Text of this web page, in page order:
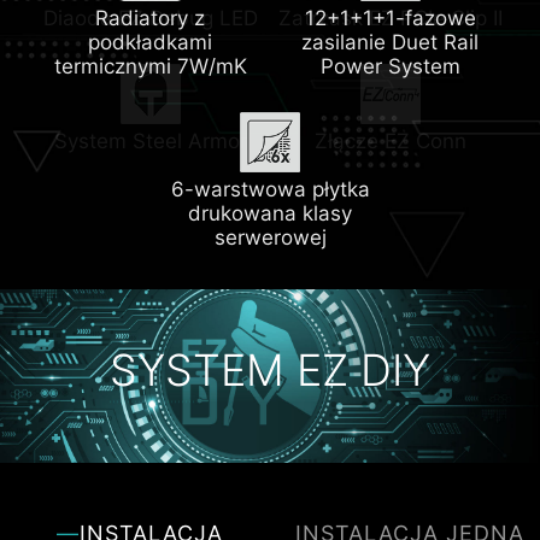
Radiatory z
podkładkami
termicznymi 7W/mK
12+1+1+1-fazowe
zasilanie Duet Rail
Power System
6-warstwowa płytka
drukowana klasy
serwerowej
Trzy złącza M.2
Diaoda EZ Debug LED Zatrzask EZ PCIe Clip II
System Steel Armor Złącze EZ Conn
SYSTEM EZ DIY
INSTALACJA
INSTALACJA JEDNĄ